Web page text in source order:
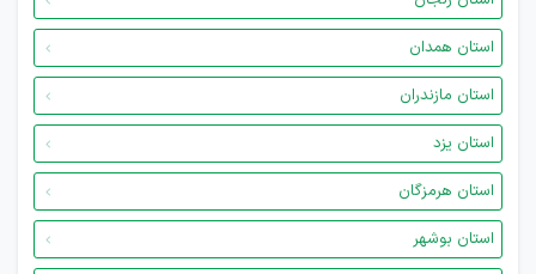
استان همدان
استان مازندران
استان یزد
استان هرمزگان
استان بوشهر